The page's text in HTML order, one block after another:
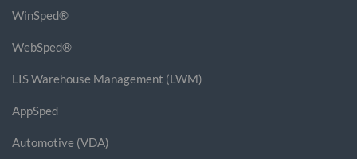
WinSped®
WebSped®
LIS Warehouse Management (LWM)
AppSped
Automotive (VDA)